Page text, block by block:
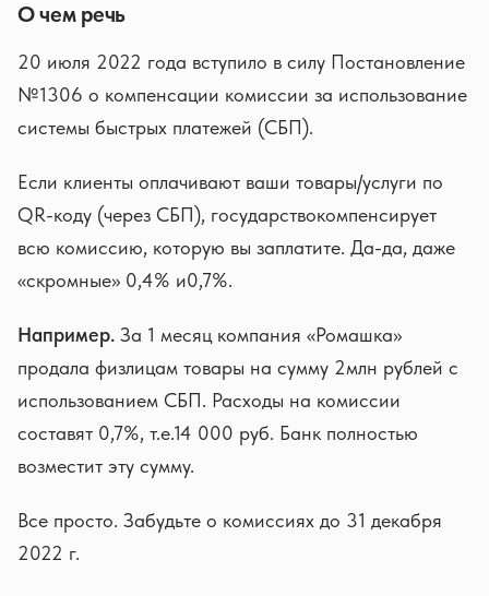
О чем речь
20 июля 2022 года вступило в силу Постановление
№1306 о компенсации комиссии за использование
системы быстрых платежей (СБП).
Если клиенты оплачивают ваши товары/услуги по
QR-коду (через СБП), государствокомпенсирует
всю комиссию, которую вы заплатите. Да-да, даже
«скромные» 0,4% и0,7%.
Например. За 1 месяц компания «Ромашка»
продала физлицам товары на сумму 2млн рублей с
использованием СБП. Расходы на комиссии
составят 0,7%, т.е.14 000 руб. Банк полностью
возместит эту сумму.
Все просто. Забудьте о комиссиях до 31 декабря
2022 г.